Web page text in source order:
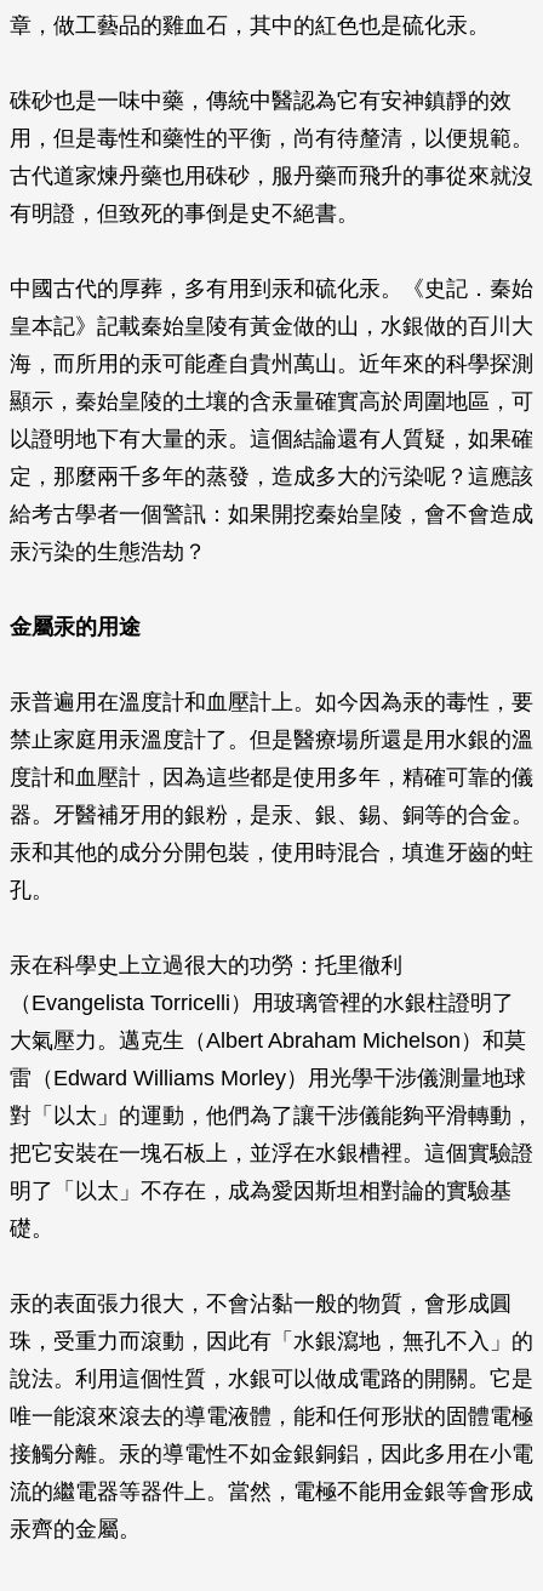
章，做工藝品的雞血石，其中的紅色也是硫化汞。
硃砂也是一味中藥，傳統中醫認為它有安神鎮靜的效
用，但是毒性和藥性的平衡，尚有待釐清，以便規範。
古代道家煉丹藥也用硃砂，服丹藥而飛升的事從來就沒
有明證，但致死的事倒是史不絕書。
中國古代的厚葬，多有用到汞和硫化汞。《史記．秦始
皇本記》記載秦始皇陵有黃金做的山，水銀做的百川大
海，而所用的汞可能產自貴州萬山。近年來的科學探測
顯示，秦始皇陵的土壤的含汞量確實高於周圍地區，可
以證明地下有大量的汞。這個結論還有人質疑，如果確
定，那麼兩千多年的蒸發，造成多大的污染呢？這應該
給考古學者一個警訊：如果開挖秦始皇陵，會不會造成
汞污染的生態浩劫？
金屬汞的用途
汞普遍用在溫度計和血壓計上。如今因為汞的毒性，要
禁止家庭用汞溫度計了。但是醫療場所還是用水銀的溫
度計和血壓計，因為這些都是使用多年，精確可靠的儀
器。牙醫補牙用的銀粉，是汞、銀、錫、銅等的合金。
汞和其他的成分分開包裝，使用時混合，填進牙齒的蛀
孔。
汞在科學史上立過很大的功勞：托里徹利
（Evangelista Torricelli）用玻璃管裡的水銀柱證明了
大氣壓力。邁克生（Albert Abraham Michelson）和莫
雷（Edward Williams Morley）用光學干涉儀測量地球
對「以太」的運動，他們為了讓干涉儀能夠平滑轉動，
把它安裝在一塊石板上，並浮在水銀槽裡。這個實驗證
明了「以太」不存在，成為愛因斯坦相對論的實驗基
礎。
汞的表面張力很大，不會沾黏一般的物質，會形成圓
珠，受重力而滾動，因此有「水銀瀉地，無孔不入」的
說法。利用這個性質，水銀可以做成電路的開關。它是
唯一能滾來滾去的導電液體，能和任何形狀的固體電極
接觸分離。汞的導電性不如金銀銅鋁，因此多用在小電
流的繼電器等器件上。當然，電極不能用金銀等會形成
汞齊的金屬。